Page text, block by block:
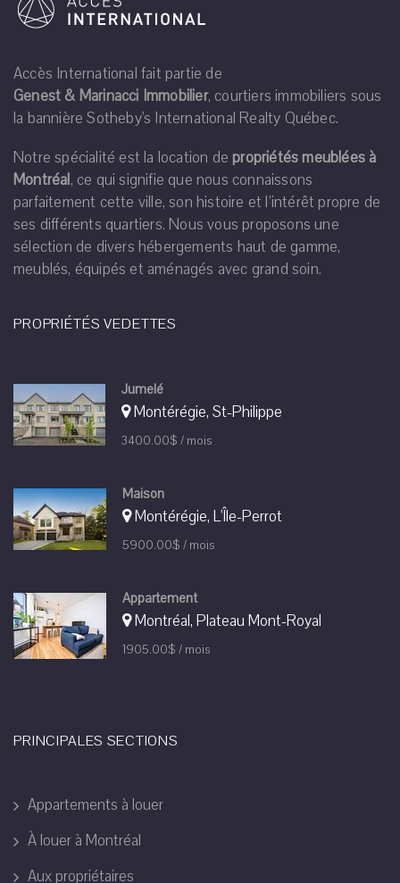
Accès International fait partie de
Genest & Marinacci Immobilier, courtiers immobiliers sous
la bannière Sotheby's International Realty Québec.
Notre spécialité est la location de propriétés meublées à
Montréal, ce qui signifie que nous connaissons
parfaitement cette ville, son histoire et l’intérêt propre de
ses différents quartiers. Nous vous proposons une
sélection de divers hébergements haut de gamme,
meublés, équipés et aménagés avec grand soin.
PROPRIÉTÉS VEDETTES
Jumelé
Montérégie, St-Philippe
3400.00$ / mois
Maison
Montérégie, L'Île-Perrot
5900.00$ / mois
Appartement
Montréal, Plateau Mont-Royal
1905.00$ / mois
PRINCIPALES SECTIONS
Appartements à louer
À louer à Montréal
Aux propriétaires